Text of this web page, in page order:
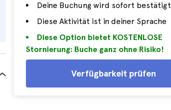
Deine Buchung wird sofort bestätigt
Diese Aktivität ist in deiner Sprache
Diese Option bietet KOSTENLOSE
Stornierung: Buche ganz ohne Risiko!
Verfügbarkeit prüfen